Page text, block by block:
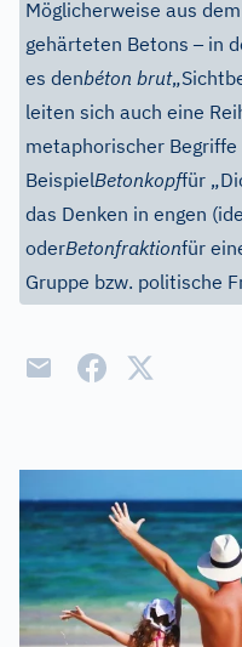
Möglicherweise aus
gehärteten Betons – in
es denbéton brut
leiten sich auch eine
metaphorischer Begriffe
BeispielBetonkopffür
das Denken in engen
oderBetonfraktionfür
Gruppe bzw. politische